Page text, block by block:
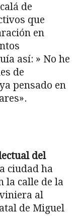
de
que
en
así: » No he
de
pensado en
del
ciudad ha
la calle de la
al
de Miguel